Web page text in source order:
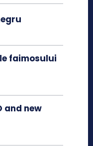
faimosului
and new